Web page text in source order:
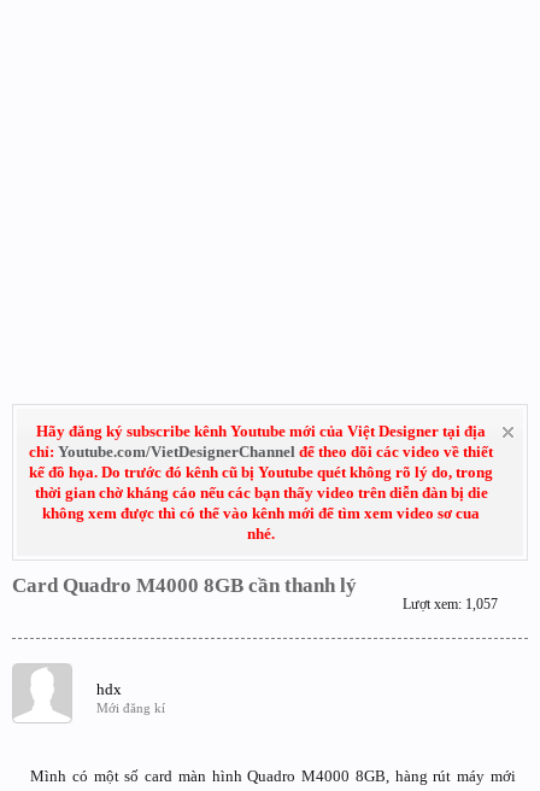
Hãy đăng ký subscribe kênh Youtube mới của Việt Designer tại địa
chỉ: Youtube.com/VietDesignerChannel để theo dõi các video về thiết
kế đồ họa. Do trước đó kênh cũ bị Youtube quét không rõ lý do, trong
thời gian chờ kháng cáo nếu các bạn thấy video trên diễn đàn bị die
không xem được thì có thể vào kênh mới để tìm xem video sơ cua
nhé.
Card Quadro M4000 8GB cần thanh lý
Lượt xem: 1,057
hdx
Mới đăng kí
Mình có một số card màn hình Quadro M4000 8GB, hàng rút máy mới